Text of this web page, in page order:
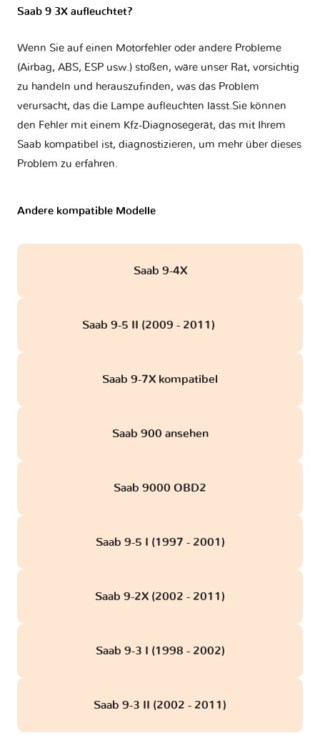
Saab 9 3X aufleuchtet?
Wenn Sie auf einen Motorfehler oder andere Probleme
(Airbag, ABS, ESP usw.) stoßen, wäre unser Rat, vorsichtig
zu handeln und herauszufinden, was das Problem
verursacht, das die Lampe aufleuchten lässt.Sie können
den Fehler mit einem Kfz-Diagnosegerät, das mit Ihrem
Saab kompatibel ist, diagnostizieren, um mehr über dieses
Problem zu erfahren.
Andere kompatible Modelle
Saab 9-4X
Saab 9-5 II (2009 - 2011)
Saab 9-7X kompatibel
Saab 900 ansehen
Saab 9000 OBD2
Saab 9-5 I (1997 - 2001)
Saab 9-2X (2002 - 2011)
Saab 9-3 I (1998 - 2002)
Saab 9-3 II (2002 - 2011)